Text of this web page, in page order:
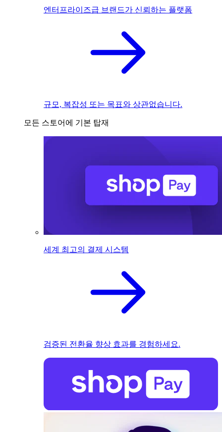
엔터프라이즈급 브랜드가 신뢰하는 플랫폼
규모, 복잡성 또는 목표와 상관없습니다.
모든 스토어에 기본 탑재
세계 최고의 결제 시스템
검증된 전환율 향상 효과를 경험하세요.